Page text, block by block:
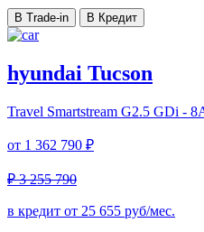
В Trade-in В Кредит
hyundai Tucson
Travel Smartstream G2.5 GDi -
от 1 362 790 ₽
₽ 3 255 790
в кредит от 25 655 руб/мес.